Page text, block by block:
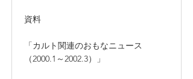
資料
「カルト関連のおもなニュース
（2000.1～2002.3）」